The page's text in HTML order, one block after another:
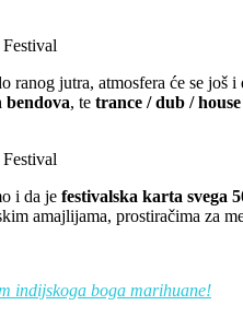
ranog jutra, atmosfera će se još
, te trance / dub /
i da je festivalska karta svega
amajlijama, prostiračima za
indijskoga boga marihuane!